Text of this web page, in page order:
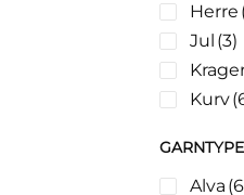
Herre
Jul (3)
Kurv
Løpere
Luer
GARNTYPE
Alva